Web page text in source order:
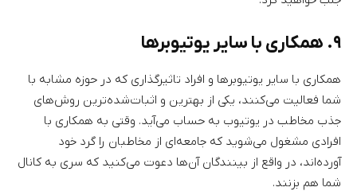
۹. همکاری با سایر یوتیوبرها
همکاری با سایر یوتیوبرها و افراد تاثیرگذاری که در حوزه‌ مشابه با
شما فعالیت می‌کنند، یکی از بهترین و اثبات‌شده‌ترین روش‌های
جذب مخاطب در یوتیوب به حساب می‌آید. وقتی به همکاری با
افرادی مشغول می‌شوید که جامعه‌ای از مخاطبان را گرد خود
آورده‌اند، در واقع از بینندگان آن‌ها دعوت می‌کنید که سری به کانال
شما هم بزنند.